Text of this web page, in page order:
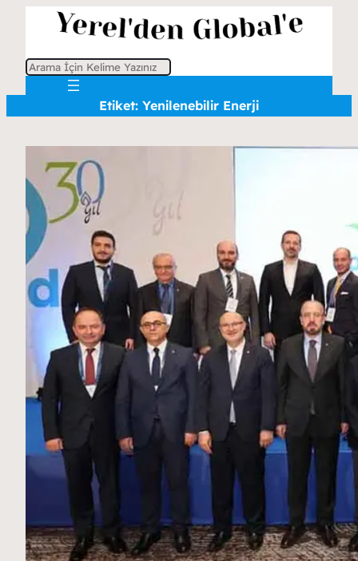
A
Etiket: Yenilenebilir Enerji